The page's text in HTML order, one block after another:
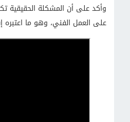
وأكد على أن المشكلة الحقيقية
على العمل الفني، وهو ما اعتبره